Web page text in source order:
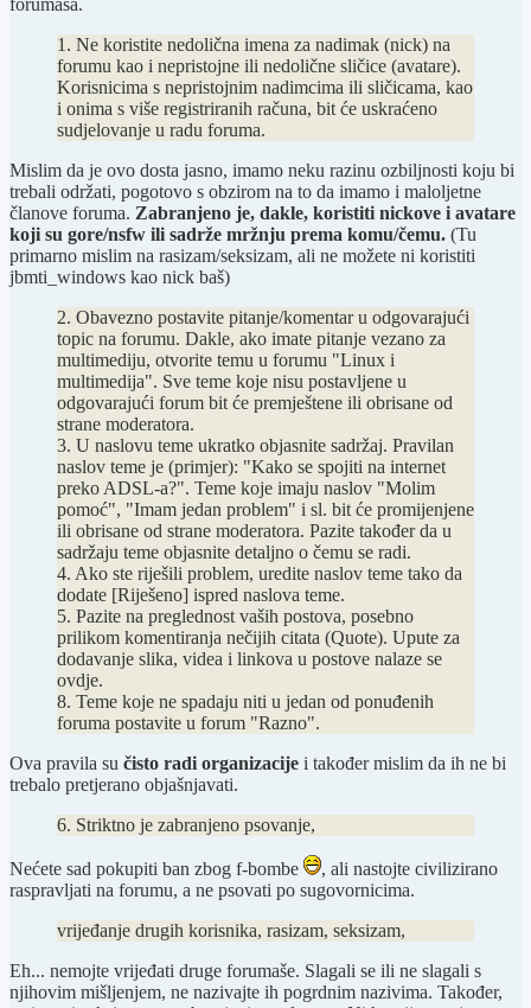
1. Ne koristite nedolična imena za nadimak (nick) na
forumu kao i nepristojne ili nedolične sličice (avatare).
Korisnicima s nepristojnim nadimcima ili sličicama, kao
i onima s više registriranih računa, bit će uskraćeno
sudjelovanje u radu foruma.
Mislim da je ovo dosta jasno, imamo neku razinu ozbiljnosti koju bi
trebali održati, pogotovo s obzirom na to da imamo i maloljetne
članove foruma. Zabranjeno je, dakle, koristiti nickove i avatare
koji su gore/nsfw ili sadrže mržnju prema komu/čemu. (Tu
primarno mislim na rasizam/seksizam, ali ne možete ni koristiti
jbmti_windows kao nick baš)
2. Obavezno postavite pitanje/komentar u odgovarajući
topic na forumu. Dakle, ako imate pitanje vezano za
multimediju, otvorite temu u forumu "Linux i
multimedija". Sve teme koje nisu postavljene u
odgovarajući forum bit će premještene ili obrisane od
strane moderatora.
3. U naslovu teme ukratko objasnite sadržaj. Pravilan
naslov teme je (primjer): "Kako se spojiti na internet
preko ADSL-a?". Teme koje imaju naslov "Molim
pomoć", "Imam jedan problem" i sl. bit će promijenjene
ili obrisane od strane moderatora. Pazite također da u
sadržaju teme objasnite detaljno o čemu se radi.
4. Ako ste riješili problem, uredite naslov teme tako da
dodate [Riješeno] ispred naslova teme.
5. Pazite na preglednost vaših postova, posebno
prilikom komentiranja nečijih citata (Quote). Upute za
dodavanje slika, videa i linkova u postove nalaze se
ovdje.
8. Teme koje ne spadaju niti u jedan od ponuđenih
foruma postavite u forum "Razno".
Ova pravila su čisto radi organizacije i također mislim da ih ne bi
trebalo pretjerano objašnjavati.
6. Striktno je zabranjeno psovanje,
Nećete sad pokupiti ban zbog f-bombe
, ali nastojte civilizirano
raspravljati na forumu, a ne psovati po sugovornicima.
vrijeđanje drugih korisnika, rasizam, seksizam,
Eh... nemojte vrijeđati druge forumaše. Slagali se ili ne slagali s
njihovim mišljenjem, ne nazivajte ih pogrdnim nazivima. Također,